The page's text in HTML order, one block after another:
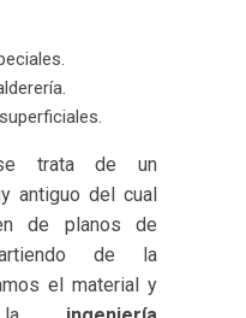
trata de un
antiguo del cual
de planos de
de la
el material y